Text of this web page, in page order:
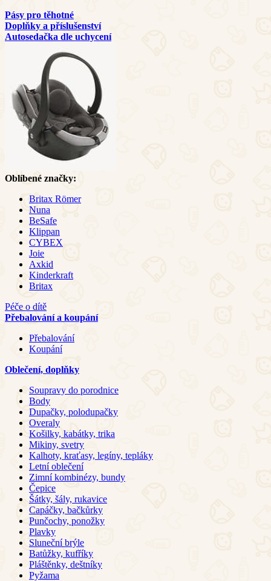
Pásy pro těhotné
Doplňky a příslušenství
Autosedačka dle uchycení
Oblíbené značky:
Britax Römer
Nuna
BeSafe
Klippan
CYBEX
Joie
Axkid
Kinderkraft
Britax
Péče o dítě
Přebalování a koupání
Přebalování
Koupání
Oblečení, doplňky
Soupravy do porodnice
Body
Dupačky, polodupačky
Overaly
Košilky, kabátky, trika
Mikiny, svetry
Kalhoty, kraťasy, legíny, tepláky
Letní oblečení
Zimní kombinézy, bundy
Čepice
Šátky, šály, rukavice
Capáčky, bačkůrky
Punčochy, ponožky
Plavky
Sluneční brýle
Batůžky, kufříky
Pláštěnky, deštníky
Pyžama